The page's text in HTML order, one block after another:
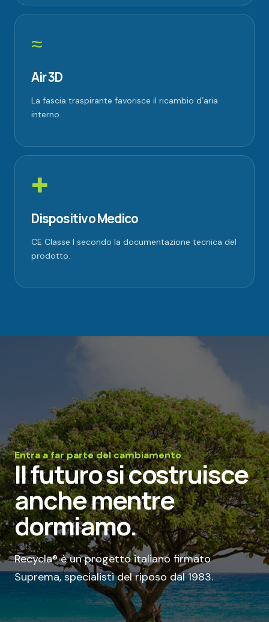
≈
Air 3D
La fascia traspirante favorisce il ricambio d’aria
interno.
✚
Dispositivo Medico
CE Classe I secondo la documentazione tecnica del
prodotto.
Entra a far parte del cambiamento
Il futuro si costruisce
anche mentre
dormiamo.
Recycla® è un progetto italiano firmato
Suprema, specialisti del riposo dal 1983.